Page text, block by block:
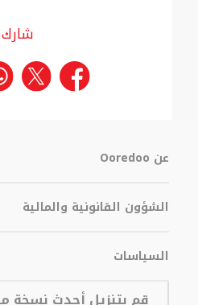
شارك
عن Ooredoo
الشؤون القانونية والمالية
السياسات
قم بتنزيل أحدث نسخة